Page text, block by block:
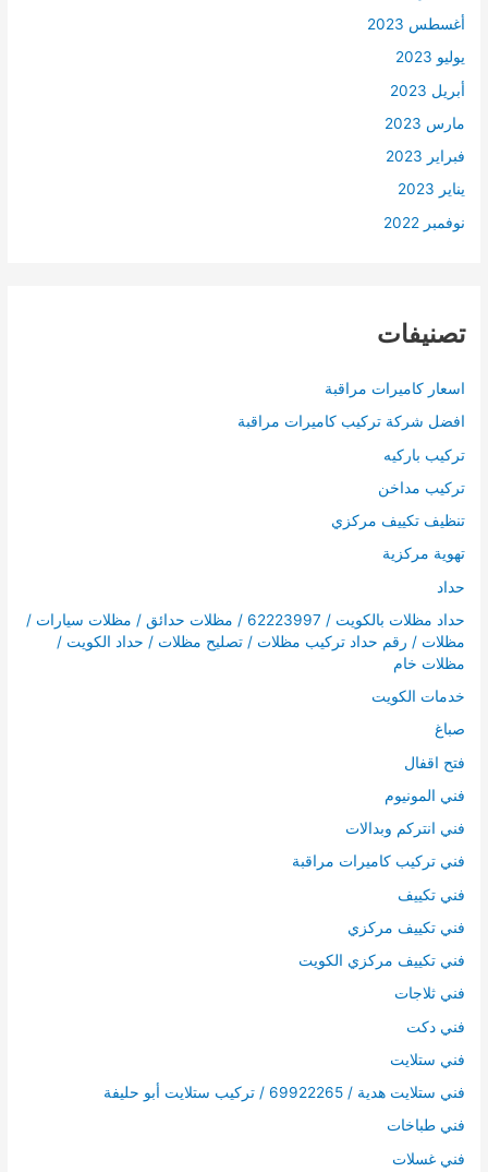
أغسطس 2023
يوليو 2023
أبريل 2023
مارس 2023
فبراير 2023
يناير 2023
نوفمبر 2022
تصنيفات
اسعار كاميرات مراقبة
افضل شركة تركيب كاميرات مراقبة
تركيب باركيه
تركيب مداخن
تنظيف تكييف مركزي
تهوية مركزية
حداد
حداد مظلات بالكويت / 62223997 / مظلات حدائق / مظلات سيارات /
مظلات / رقم حداد تركيب مظلات / تصليح مظلات / حداد الكويت /
مظلات خام
خدمات الكويت
صباغ
فتح اقفال
فني المونيوم
فني انتركم وبدالات
فني تركيب كاميرات مراقبة
فني تكييف
فني تكييف مركزي
فني تكييف مركزي الكويت
فني ثلاجات
فني دكت
فني ستلايت
فني ستلايت هدية / 69922265 / تركيب ستلايت أبو حليفة
فني طباخات
فني غسلات